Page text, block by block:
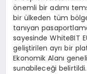
önemli bir adımı
bir ülkeden tüm
tanıyan
sayesinde WhiteBIT
geliştirilen ayrı bir
Ekonomik Alanı
sunabileceği belirtildi.